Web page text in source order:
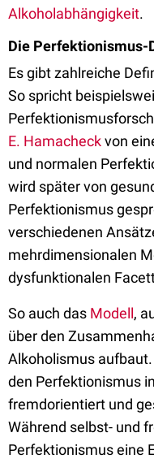
Alkoholabhängigkeit.
Die
Es gibt zahlreiche
So spricht
E. Hamacheckvon
und normalen
wird später von
Perfektionismus
verschiedenen
mehrdimensionalen
dysfunktionalen
So auch das Modell,
über den
Alkoholismus
den Perfektionismus
fremdorientiert und
Während selbst- und
Perfektionismus eine